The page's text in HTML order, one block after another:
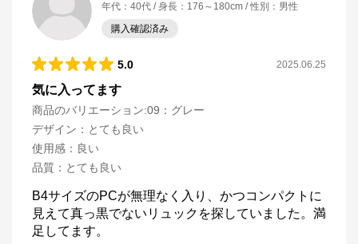
年代 ： 40代 身長 ： 176～180cm 性別 ： 男性
購入確認済み
5.0 2025.06.25
気に入ってます
商品のバリエーション:09：グレー
デザイン ： とても良い
使用感 ： 良い
品質 ： とても良い
B4サイズのPCが無理なく入り、かつコンパクトに
見えて真っ黒でないリュックを探していました。満
足してます。